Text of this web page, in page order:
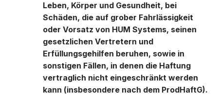
Leben, Körper und Gesundheit, bei
Schäden, die auf grober Fahrlässigkeit
oder Vorsatz von HUM Systems, seinen
gesetzlichen Vertretern und
Erfüllungsgehilfen beruhen, sowie in
sonstigen Fällen, in denen die Haftung
vertraglich nicht eingeschränkt werden
kann (insbesondere nach dem ProdHaftG).